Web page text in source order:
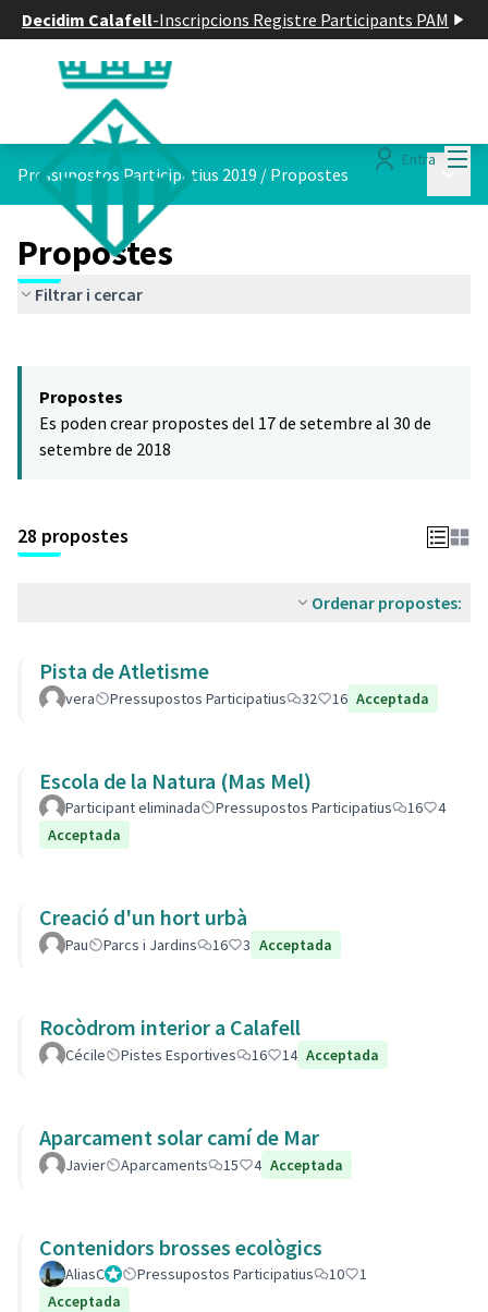
Decidim Calafell-Inscripcions Registre Participants PAM
Entra
Pressupostos Participatius 2019 / Propostes
Propostes
Filtrar i cercar
−
Propostes
Es poden crear propostes del 17 de setembre al 30 de
setembre de 2018
28 propostes
Ordenar propostes:
Pista de Atletisme
vera Pressupostos Participatius 32 16 Acceptada
Escola de la Natura (Mas Mel)
Participant eliminada Pressupostos Participatius 16
4
Acceptada
Creació d'un hort urbà
Pau Parcs i Jardins 16 3 Acceptada
Rocòdrom interior a Calafell
Cécile Pistes Esportives 16 14 Acceptada
Aparcament solar camí de Mar
Javier Aparcaments 15 4 Acceptada
Contenidors brosses ecològics
AliasCGestorPressupostos Participatius 10
1
Acceptada